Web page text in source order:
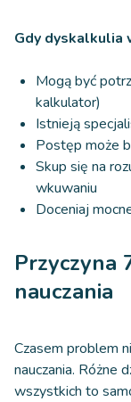
Gdy dyskalkulia
Mogą być
kalkulator)
Istnieją
Postęp może
Skup się na
wkuwaniu
Doceniaj
Przyczyna
nauczania
Czasem problem
nauczania. Różne
wszystkich to